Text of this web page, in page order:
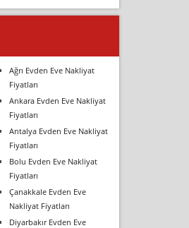
Ağrı Evden Eve Nakliyat
Fiyatları
Ankara Evden Eve Nakliyat
Fiyatları
Antalya Evden Eve Nakliyat
Fiyatları
Bolu Evden Eve Nakliyat
Fiyatları
Çanakkale Evden Eve
Nakliyat Fiyatları
Diyarbakır Evden Eve